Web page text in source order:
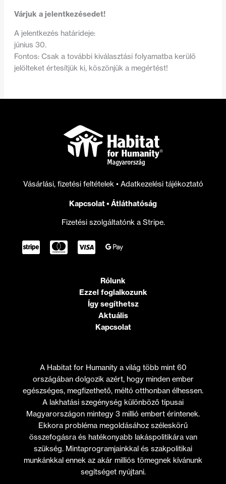
Várjuk a jelentkezésedet!
A jelentkezés határideje:
június 30.
Fontos: Csak a további kiválasztási folyamatba kerülő
jelölteket értesítjük ki, köszönjük a megértést!
Vásárlási, fizetési feltételek • Adatkezelési tájékoztató
Kapcsolat• Átláthatóság
Fizetési szolgáltatónk a Stripe.
Rólunk
Ezzel foglalkozunk
Így segíthetsz
Aktuális
Kapcsolat
A Habitat for Humanity a világ több mint 60
országában dolgozik azért, hogy minden ember
egészséges, megfizethető, méltó otthonban élhessen.
A lakhatási szegénység különböző típusai
Magyarországon mintegy 3 millió embert érintenek.
Ekkora probléma megoldásához széleskörű
összefogásra és hatékonyabb lakáspolitikára van
szükség. Mintaprogramjainkkal és szakpolitikai
munkánkkal ennek az akár milliós tömegnek kívánunk
segítséget nyújtani.